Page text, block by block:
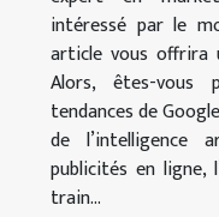
intéressé par le
article vous offrira
Alors, êtes-vous
tendances de
de l’intelligence
publicités en ligne,
train...